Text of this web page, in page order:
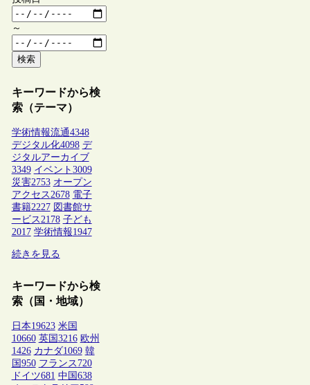
～
検索
キーワードから検
索（テーマ）
学術情報流通4348
デジタル化4098 デ
ジタルアーカイブ
3349 イベント 3009
災害2753 オープン
アクセス2678 電子
書籍2227 図書館サ
ービス2178 子ども
2017 学術情報1947
続きを見る
キーワードから検
索（国・地域）
日本19623 米国
10660 英国 3216 欧州
1426 カナダ1069 韓
国 950 フランス 720
ドイツ681 中国 638